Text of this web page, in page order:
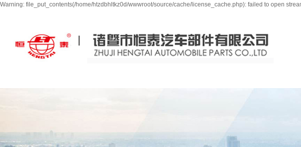
Warning: file_put_contents(/home/htzdbhltkz0d/wwwroot/source/cache/license_cache.php): failed to open